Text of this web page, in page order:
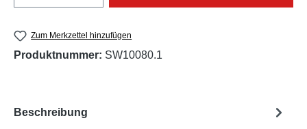
Zum Merkzettel hinzufügen
Produktnummer: SW10080.1
Beschreibung